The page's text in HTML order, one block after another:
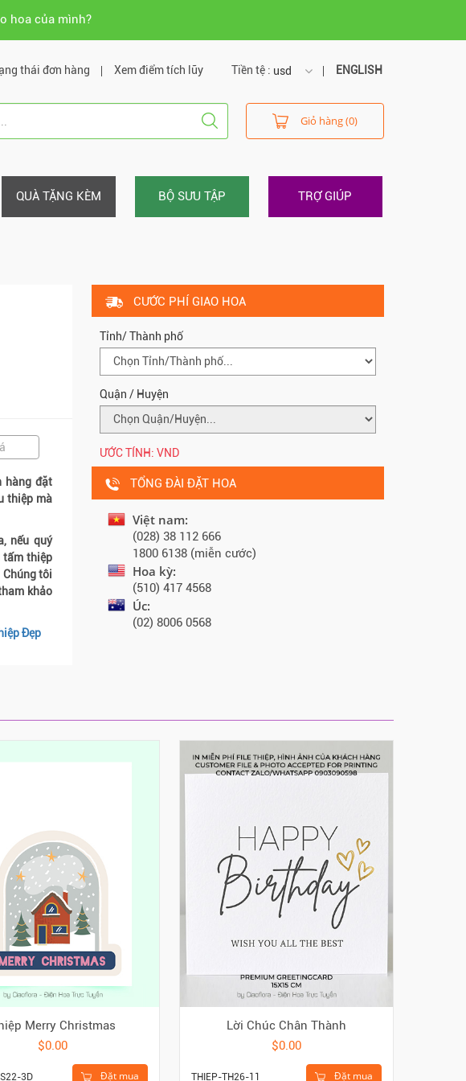
hoa của mình?
Tiền tệ : usd
usd
vnd
ENGLISH
thái đơn hàng Xem điểm tích lũy
Giỏ hàng (0)
QUÀ TẶNG KÈM BỘ SƯU TẬP TRỢ GIÚP
hàng đặt
thiệp mà
nếu quý
tấm thiệp
tôi
khảo
Đẹp
CƯỚC PHÍ GIAO HOA
Tỉnh/ Thành phố
Quận / Huyện
ƯỚC TÍNH: VND
TỔNG ĐÀI ĐẶT HOA
Việt nam:
(028) 38 112 666
1800 6138 (miễn cước)
Hoa kỳ:
(510) 417 4568
Úc:
(02) 8006 0568
Merry Christmas
$0.00
Đặt mua
3D
Lời Chúc Chân Thành
$0.00
Đặt mua
THIEP-TH26-11